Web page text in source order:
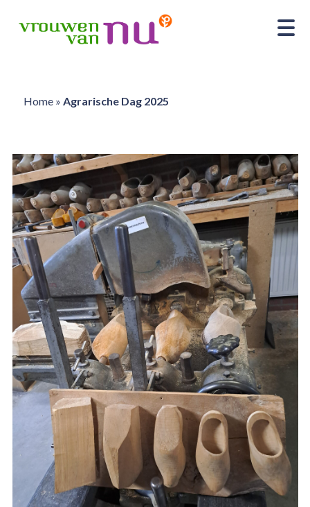
Home» Agrarische Dag 2025